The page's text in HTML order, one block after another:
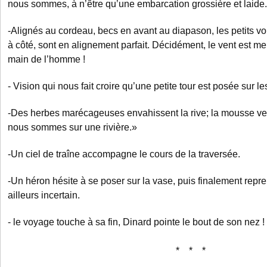
nous sommes, à n’être qu’une embarcation grossière et laide.
-Alignés au cordeau, becs en avant au diapason, les petits
à côté, sont en alignement parfait. Décidément, le vent est
main de l’homme !
- Vision qui nous fait croire qu’une petite tour est posée sur
-Des herbes marécageuses envahissent la rive; la mousse
nous sommes sur une rivière.»
-Un ciel de traîne accompagne le cours de la traversée.
-Un héron hésite à se poser sur la vase, puis finalement
ailleurs incertain.
- le voyage touche à sa fin, Dinard pointe le bout de son nez !
* * *